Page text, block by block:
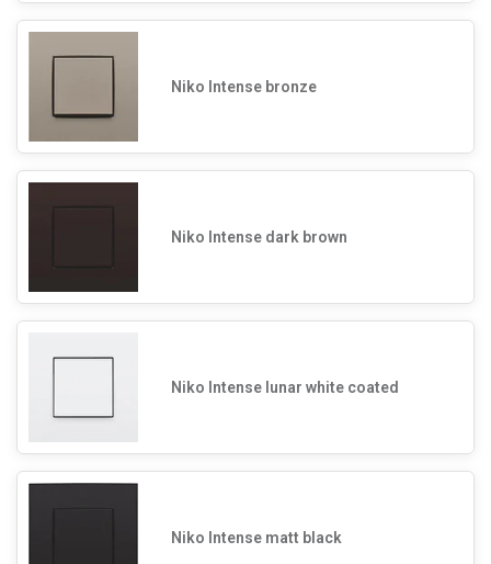
Niko Intense bronze
Niko Intense dark brown
Niko Intense lunar white coated
Niko Intense matt black